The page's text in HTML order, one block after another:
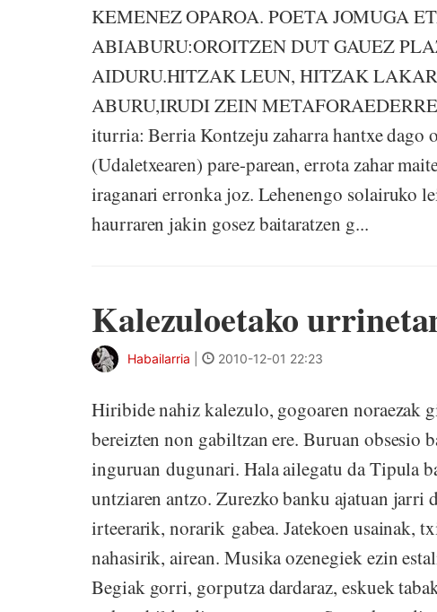
KEMENEZ OPAROA. POETA JOMUGA
ABIABURU:OROITZEN DUT GAUEZ
AIDURU.HITZAK LEUN, HITZAK
ABURU,IRUDI ZEIN
iturria: Berria Kontzeju zaharra hantxe dago
(Udaletxearen) pare-parean, errota zahar
iraganari erronka joz. Lehenengo solairuko
haurraren jakin gosez baitaratzen g...
Kalezuloetako
Habailarria 2010-12-01 22:23
Hiribide nahiz kalezulo, gogoaren noraezak
bereizten non gabiltzan ere. Buruan obsesio
inguruan dugunari. Hala ailegatu da Tipula
untziaren antzo. Zurezko banku ajatuan jarri
irteerarik, norarik gabea. Jatekoen usainak,
nahasirik, airean. Musika ozenegiek ezin
Begiak gorri, gorputza dardaraz, eskuek